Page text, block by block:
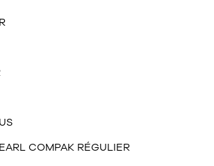
COMPAK RÉGULIER